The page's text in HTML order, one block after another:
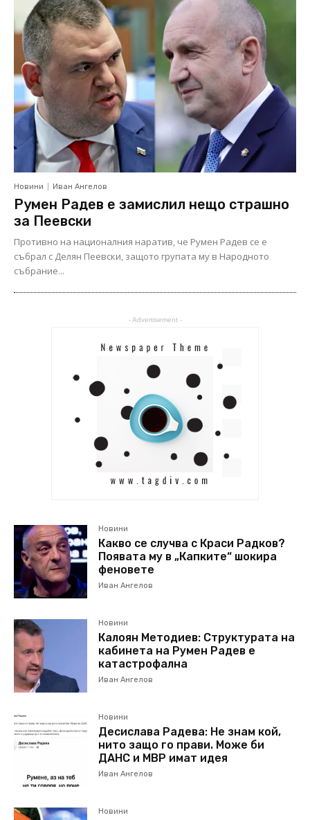
Новини Иван Ангелов
Румен Радев е замислил нещо страшно
за Пеевски
Противно на националния наратив, че Румен Радев се е
събрал с Делян Пеевски, защото групата му в Народното
събрание...
- Advertisement -
Новини
Какво се случва с Краси Радков?
Появата му в „Капките“ шокира
феновете
Иван Ангелов
Новини
Калоян Методиев: Структурата на
кабинета на Румен Радев е
катастрофална
Иван Ангелов
Новини
Десислава Радева: Не знам кой,
нито защо го прави. Може би
ДАНС и МВР имат идея
Иван Ангелов
Новини